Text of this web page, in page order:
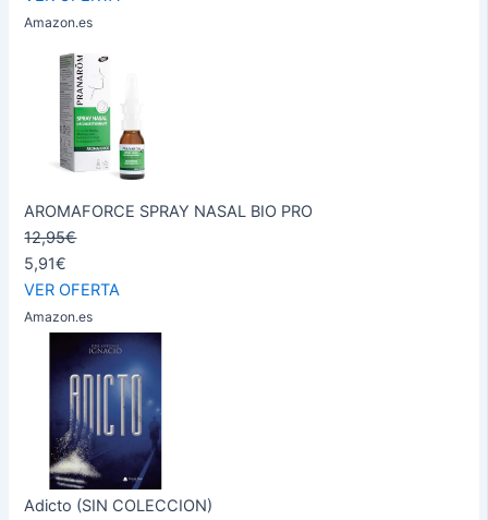
Amazon.es
AROMAFORCE SPRAY NASAL BIO PRO
12,95€
5,91€
VER OFERTA
Amazon.es
Adicto (SIN COLECCION)